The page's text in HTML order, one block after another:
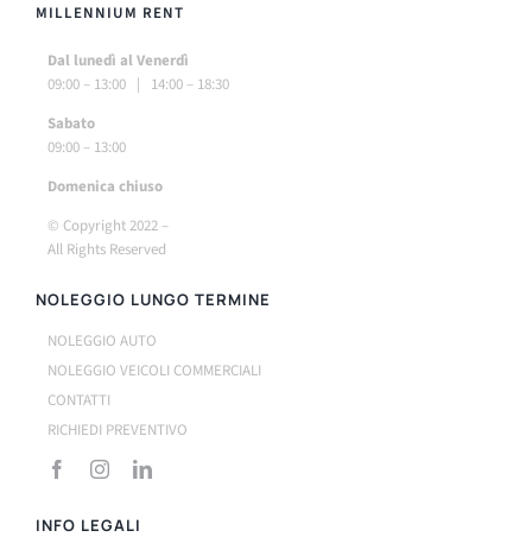
MILLENNIUM RENT
Dal lunedì al Venerdì
09:00 – 13:00 | 14:00 – 18:30
Sabato
09:00 – 13:00
Domenica chiuso
© Copyright 2022 –
All Rights Reserved
NOLEGGIO LUNGO TERMINE
NOLEGGIO AUTO
NOLEGGIO VEICOLI COMMERCIALI
CONTATTI
RICHIEDI PREVENTIVO
INFO LEGALI